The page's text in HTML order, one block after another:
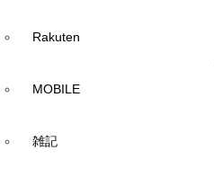
Rakuten
MOBILE
雑記